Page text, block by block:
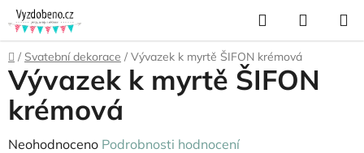
Přejít
na
obsah
Hledat
KOŠÍK
Domů
/ Svatební dekorace / Vývazek k myrtě ŠIFON krémová
Vývazek k myrtě ŠIFON
krémová
Průměrné
Neohodnoceno Podrobnosti hodnocení